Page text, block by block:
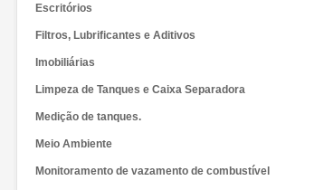
Escritórios
Filtros, Lubrificantes e Aditivos
Imobiliárias
Limpeza de Tanques e Caixa Separadora
Medição de tanques.
Meio Ambiente
Monitoramento de vazamento de combustível